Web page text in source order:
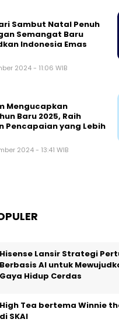
Sambut Natal Penuh
Semangat Baru
Indonesia Emas
2024 - 11:06 WIB
Mengucapkan
Baru 2025, Raih
Pencapaian yang Lebih
2024 - 13:41 WIB
Hisense Lansir Strategi
Berbasis AI untuk
Gaya Hidup Cerdas
High Tea bertema Winnie
di SKAI